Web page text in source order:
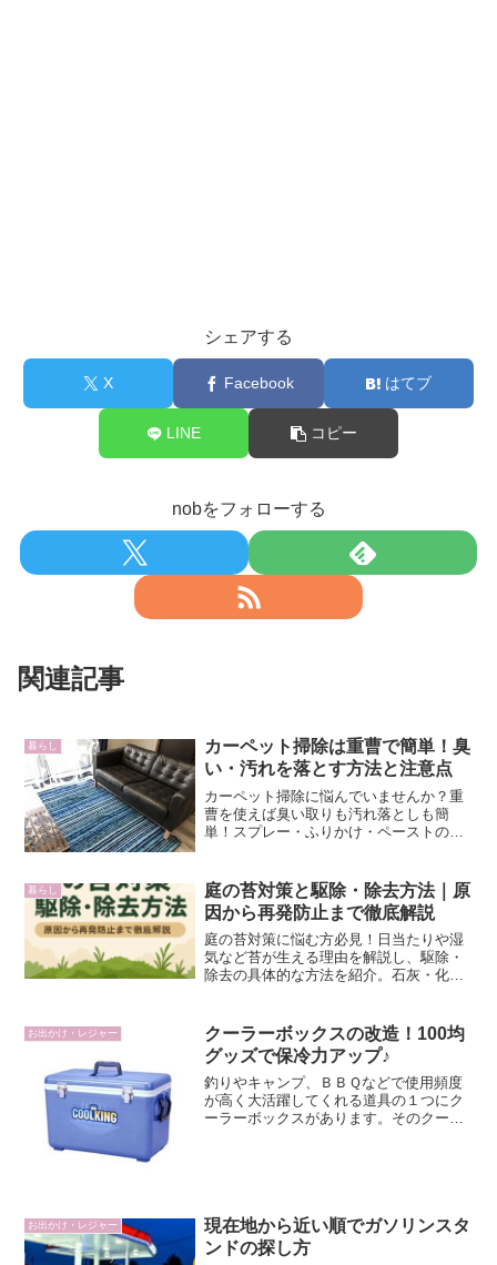
シェアする
X Facebook はてブ
LINE コピー
nobをフォローする
関連記事
暮らし
カーペット掃除は重曹で簡単！臭
い・汚れを落とす方法と注意点
カーペット掃除に悩んでいませんか？重
曹を使えば臭い取りも汚れ落としも簡
単！スプレー・ふりかけ・ペーストの使
暮らし
庭の苔対策と駆除・除去方法｜原
因から再発防止まで徹底解説
庭の苔対策に悩む方必見！日当たりや湿
気など苔が生える理由を解説し、駆除・
除去の具体的な方法を紹介。石灰・化学
お出かけ・レジャー
クーラーボックスの改造！100均
グッズで保冷力アップ♪
釣りやキャンプ、ＢＢＱなどで使用頻度
が高く大活躍してくれる道具の１つにク
ーラーボックスがあります。そのクーラ
お出かけ・レジャー
現在地から近い順でガソリンスタ
ンドの探し方